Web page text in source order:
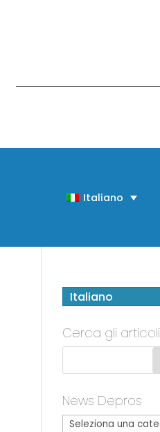
Italiano
Italiano
Cerca gli articoli
News Depros